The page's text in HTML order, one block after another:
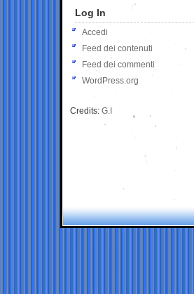
Log In
Accedi
Feed dei contenuti
Feed dei commenti
WordPress.org
Credits: G.I